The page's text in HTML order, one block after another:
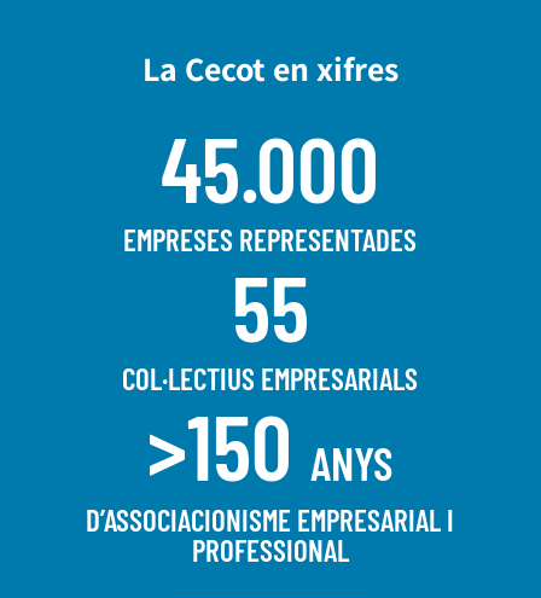
La Cecot en xifres
45.000
EMPRESES REPRESENTADES
55
COL·LECTIUS EMPRESARIALS
>150 ANYS
D’ASSOCIACIONISME EMPRESARIAL I
PROFESSIONAL